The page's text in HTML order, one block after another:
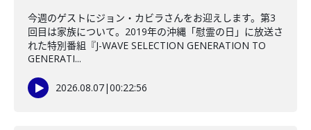
今週のゲストにジョン・カビラさんをお迎えします。第3
回目は家族について。2019年の沖縄「慰霊の日」に放送さ
れた特別番組『J-WAVE SELECTION GENERATION TO
GENERATI...
2026.08.07|00:22:56